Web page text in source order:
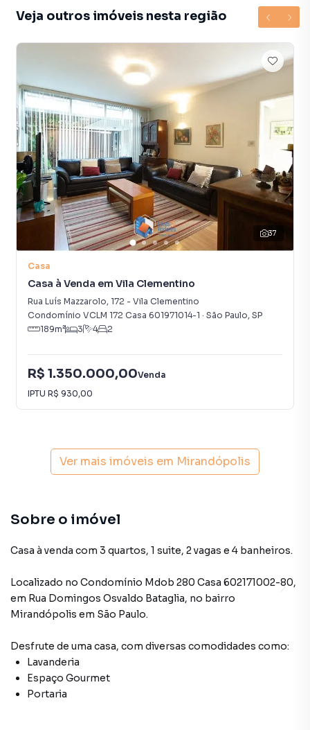
Veja outros imóveis nesta região
37
Casa
Casa à Venda em Vila Clementino
Rua Luís Mazzarolo, 172 - Vila Clementino
Condomínio VCLM 172 Casa 601971014-1 · São Paulo, SP
189m² 3 4 2
R$ 1.350.000,00Venda
IPTU R$ 930,00
Ver mais imóveis em Mirandópolis
Sobre o imóvel
Casa à venda com 3 quartos, 1 suite, 2 vagas e 4 banheiros.
Localizado no Condomínio Mdob 280 Casa 602171002-80,
em Rua Domingos Osvaldo Bataglia, no bairro
Mirandópolis em São Paulo.
Desfrute de uma casa, com diversas comodidades como:
Lavanderia
Espaço Gourmet
Portaria